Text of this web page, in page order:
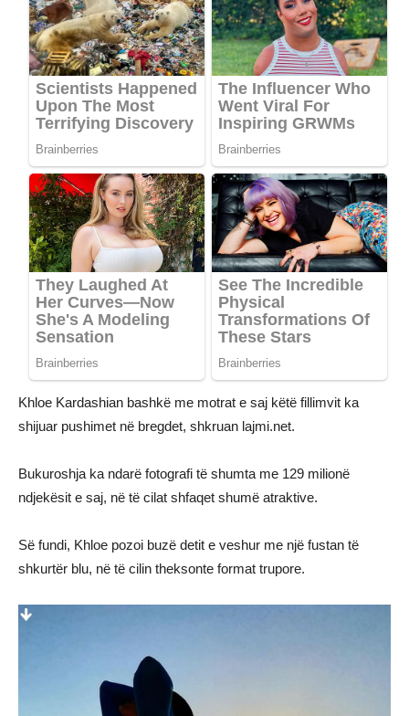
Khloe Kardashian bashkë me motrat e saj këtë fillimvit ka
shijuar pushimet në bregdet, shkruan lajmi.net.
Bukuroshja ka ndarë fotografi të shumta me 129 milionë
ndjekësit e saj, në të cilat shfaqet shumë atraktive.
Së fundi, Khloe pozoi buzë detit e veshur me një fustan të
shkurtër blu, në të cilin theksonte format trupore.